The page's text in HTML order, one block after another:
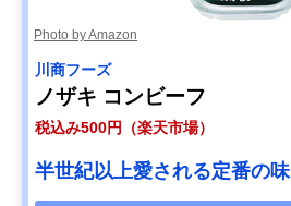
Photo by Amazon
川商フーズ
ノザキ コンビーフ
税込み500円（楽天市場）
半世紀以上愛される定番の味